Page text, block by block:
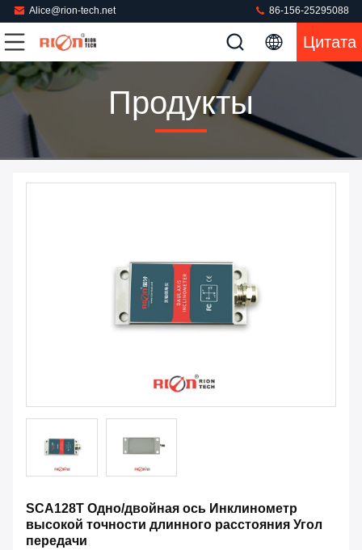
Alice@rion-tech.net 86-156-25295088
Цитата
Продукты
SCA128T Одно/двойная ось Инклинометр
высокой точности длинного расстояния Угол
передачи